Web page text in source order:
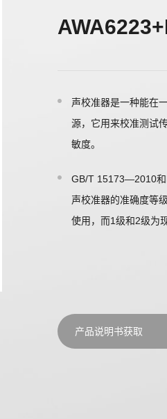
声校准器是一种能在
源，它用来校准测试
敏度。
GB/T 15173—2010和
声校准器的准确度等
使用，而1级和2级为
产品说明书获取